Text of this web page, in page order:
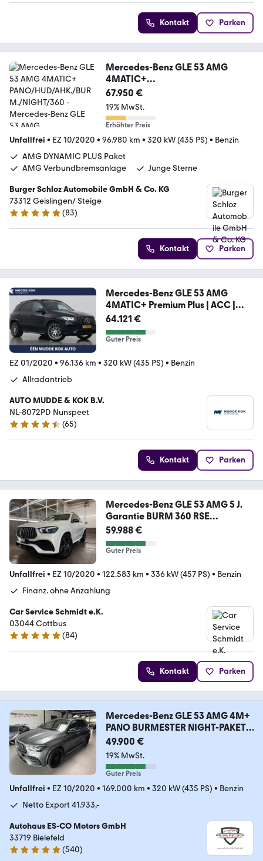
Kontakt Parken
Mercedes-Benz GLE 53 AMG
4MATIC+
PANO/HUD/AHK./BURM./NIGHT/
360
67.950 €
19% MwSt.
Erhöhter Preis
Unfallfrei • EZ 10/2020 • 96.980 km • 320 kW (435 PS) • Benzin
AMG DYNAMIC PLUS Paket
AMG Verbundbremsanlage
Junge Sterne
Burger Schloz Automobile GmbH & Co. KG
73312 Geislingen/ Steige
4.8 Sterne
(83)
Kontakt Parken
Mercedes-Benz GLE 53 AMG
4MATIC+ Premium Plus | ACC |
luftfede
64.121 €
Guter Preis
EZ 01/2020 • 96.136 km • 320 kW (435 PS) • Benzin
Allradantrieb
AUTO MUDDE & KOK B.V.
NL-8072PD Nunspeet
4.6 Sterne
(65)
Kontakt Parken
Mercedes-Benz GLE 53 AMG 5 J.
Garantie BURM 360 RSE
MASSAGE
59.988 €
Guter Preis
Unfallfrei • EZ 10/2020 • 122.583 km • 336 kW (457 PS) • Benzin
Finanz. ohne Anzahlung
Car Service Schmidt e.K.
03044 Cottbus
4.9 Sterne
(84)
Kontakt Parken
Mercedes-Benz GLE 53 AMG 4M+
PANO BURMESTER NIGHT-PAKET
22"
49.900 €
19% MwSt.
Guter Preis
Unfallfrei • EZ 10/2020 • 169.000 km • 320 kW (435 PS) • Benzin
Netto Export 41.933,-
Autohaus ES-CO Motors GmbH
33719 Bielefeld
4.9 Sterne
(540)